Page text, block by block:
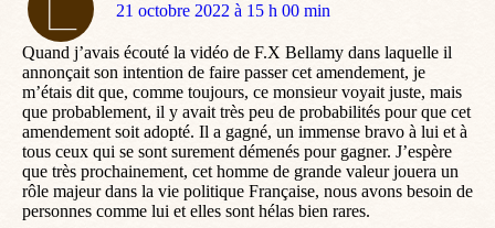
dit
21 octobre 2022 à 15 h 00 min
Quand j’avais écouté la vidéo de F.X Bellamy dans laquelle il
annonçait son intention de faire passer cet amendement, je
m’étais dit que, comme toujours, ce monsieur voyait juste, mais
que probablement, il y avait très peu de probabilités pour que cet
amendement soit adopté. Il a gagné, un immense bravo à lui et à
tous ceux qui se sont surement démenés pour gagner. J’espère
que très prochainement, cet homme de grande valeur jouera un
rôle majeur dans la vie politique Française, nous avons besoin de
personnes comme lui et elles sont hélas bien rares.